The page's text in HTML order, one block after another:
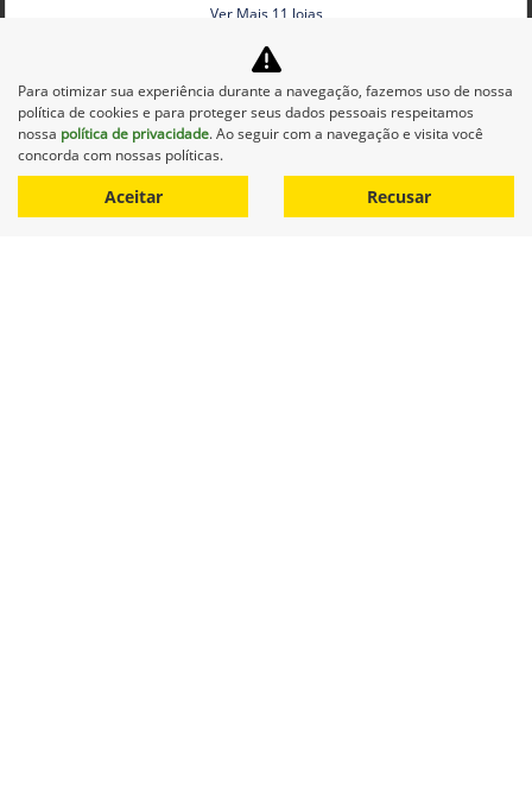
Ver Mais 11 lojas
R$ 660.000,00
0 km 2014/2014
Mais informações
Para otimizar sua experiência durante a navegação, fazemos uso de nossa
política de cookies e para proteger seus dados pessoais respeitamos
nossa política de privacidade. Ao seguir com a navegação e visita você
concorda com nossas políticas.
Aceitar Recusar